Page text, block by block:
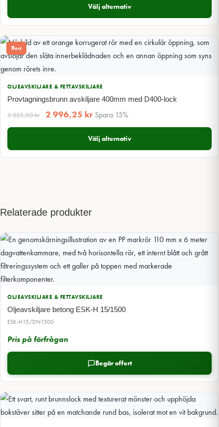
Välj alternativ
Rea
OLJEAVSKILJARE & FETTAVSKILJARE
Provtagningsbrunn avskiljare 400mm med D400-lock
3 525,00kr 2 996,25 kr Spara 15%
Välj alternativ
Relaterade produkter
OLJEAVSKILJARE & FETTAVSKILJARE
Oljeavskiljare betong ESK-H 15/1500
ESK-H15/DN1500
Pris på förfrågan
Begär offert